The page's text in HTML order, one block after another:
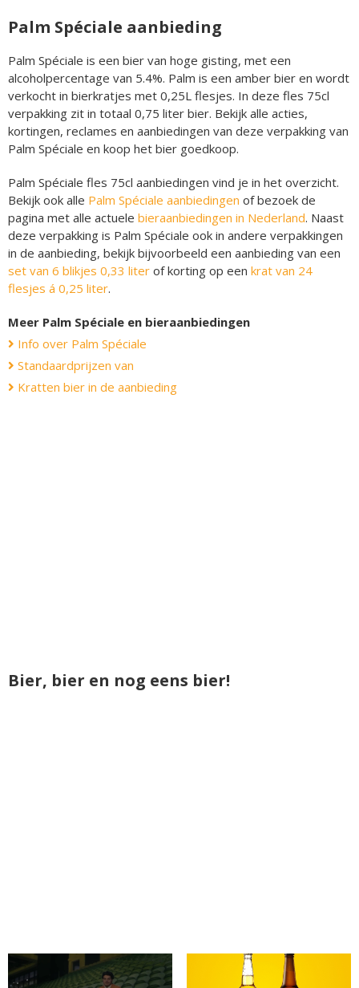
Palm Spéciale aanbieding
Palm Spéciale is een bier van hoge gisting, met een
alcoholpercentage van 5.4%. Palm is een amber bier en wordt
verkocht in bierkratjes met 0,25L flesjes. In deze fles 75cl
verpakking zit in totaal 0,75 liter bier. Bekijk alle acties,
kortingen, reclames en aanbiedingen van deze verpakking van
Palm Spéciale en koop het bier goedkoop.
Palm Spéciale fles 75cl aanbiedingen vind je in het overzicht.
Bekijk ook alle Palm Spéciale aanbiedingen of bezoek de
pagina met alle actuele bieraanbiedingen in Nederland. Naast
deze verpakking is Palm Spéciale ook in andere verpakkingen
in de aanbieding, bekijk bijvoorbeeld een aanbieding van een
set van 6 blikjes 0,33 liter of korting op een krat van 24
flesjes á 0,25 liter.
Meer Palm Spéciale en bieraanbiedingen
Info over Palm Spéciale
Standaardprijzen van
Kratten bier in de aanbieding
Bier, bier en nog eens bier!